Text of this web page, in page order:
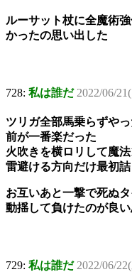
ルーサット杖に全魔術
かったの思い出した
728: 私は誰だ 2022/06/
ツリガ全部馬乗らずや
前が一番楽だった
火吹きを横ロリして魔
雷避ける方向だけ最初
お互いあと一撃で死ぬ
動揺して負けたのが良
729: 私は誰だ 2022/06/